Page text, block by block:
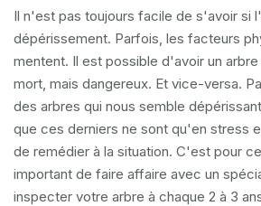
Il n'est pas toujours facile de s'avoir si
dépérissement. Parfois, les facteurs
mentent. Il est possible d'avoir un
mort, mais dangereux. Et vice-versa.
des arbres qui nous semble
que ces derniers ne sont qu'en stress
de remédier à la situation. C'est pour
important de faire affaire avec un
inspecter votre arbre à chaque 2 à 3